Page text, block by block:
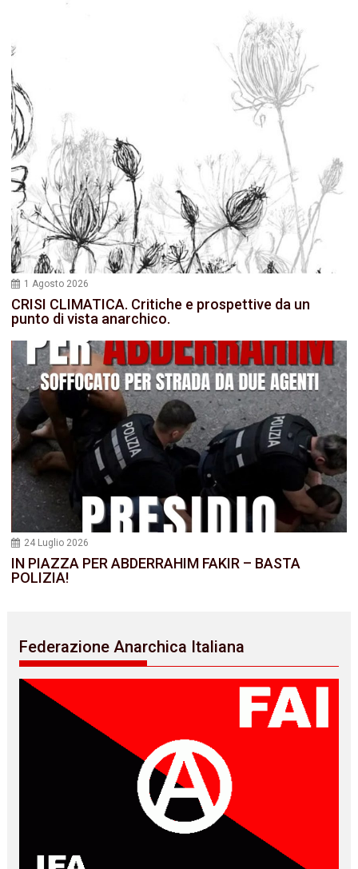
1 Agosto 2026
CRISI CLIMATICA. Critiche e prospettive da un
punto di vista anarchico.
24 Luglio 2026
IN PIAZZA PER ABDERRAHIM FAKIR – BASTA
POLIZIA!
Federazione Anarchica Italiana